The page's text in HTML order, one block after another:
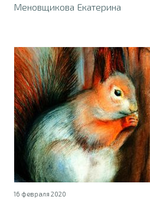
Меновщикова Екатерина
16 февраля 2020